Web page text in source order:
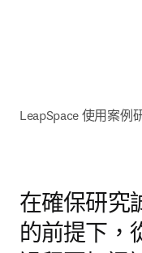
LeapSpace 使用案例
在確保研究
的前提下，